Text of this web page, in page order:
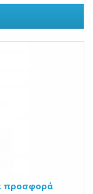
προσφορά